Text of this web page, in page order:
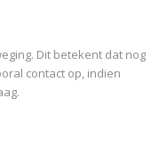
Dit betekent dat nog
contact op, indien